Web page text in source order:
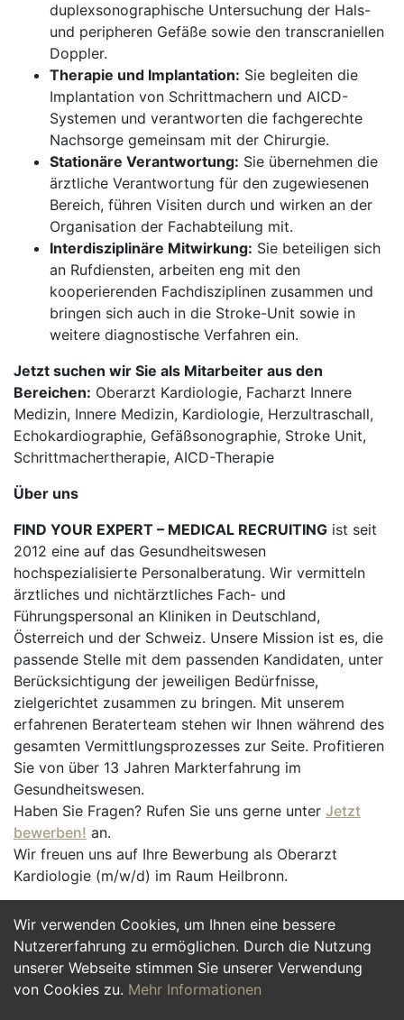
Wir verwenden Cookies, um Ihnen eine bessere
Nutzererfahrung zu ermöglichen. Durch die Nutzung
unserer Webseite stimmen Sie unserer Verwendung
von Cookies zu. Mehr Informationen
duplexsonographische Untersuchung der Hals-
und peripheren Gefäße sowie den transcraniellen
Doppler.
Therapie und Implantation: Sie begleiten die
Implantation von Schrittmachern und AICD-
Systemen und verantworten die fachgerechte
Nachsorge gemeinsam mit der Chirurgie.
Stationäre Verantwortung: Sie übernehmen die
ärztliche Verantwortung für den zugewiesenen
Bereich, führen Visiten durch und wirken an der
Organisation der Fachabteilung mit.
Interdisziplinäre Mitwirkung: Sie beteiligen sich
an Rufdiensten, arbeiten eng mit den
kooperierenden Fachdisziplinen zusammen und
bringen sich auch in die Stroke-Unit sowie in
weitere diagnostische Verfahren ein.
Jetzt suchen wir Sie als Mitarbeiter aus den
Bereichen: Oberarzt Kardiologie, Facharzt Innere
Medizin, Innere Medizin, Kardiologie, Herzultraschall,
Echokardiographie, Gefäßsonographie, Stroke Unit,
Schrittmachertherapie, AICD-Therapie
Über uns
FIND YOUR EXPERT – MEDICAL RECRUITING ist seit
2012 eine auf das Gesundheitswesen
hochspezialisierte Personalberatung. Wir vermitteln
ärztliches und nichtärztliches Fach- und
Führungspersonal an Kliniken in Deutschland,
Österreich und der Schweiz. Unsere Mission ist es, die
passende Stelle mit dem passenden Kandidaten, unter
Berücksichtigung der jeweiligen Bedürfnisse,
zielgerichtet zusammen zu bringen. Mit unserem
erfahrenen Beraterteam stehen wir Ihnen während des
gesamten Vermittlungsprozesses zur Seite. Profitieren
Sie von über 13 Jahren Markterfahrung im
Gesundheitswesen.
Haben Sie Fragen? Rufen Sie uns gerne unter Jetzt
bewerben! an.
Wir freuen uns auf Ihre Bewerbung als Oberarzt
Kardiologie (m/w/d) im Raum Heilbronn.
Jetzt Bewerben